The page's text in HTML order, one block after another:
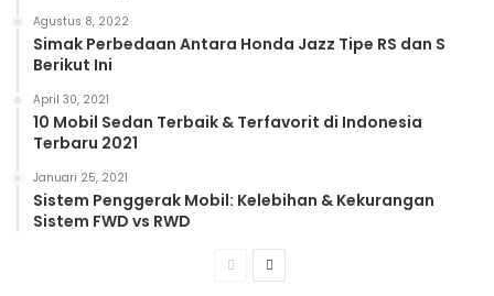
Agustus 8, 2022
Simak Perbedaan Antara Honda Jazz Tipe RS dan S
Berikut Ini
April 30, 2021
10 Mobil Sedan Terbaik & Terfavorit di Indonesia
Terbaru 2021
Januari 25, 2021
Sistem Penggerak Mobil: Kelebihan & Kekurangan
Sistem FWD vs RWD
PreviousNext